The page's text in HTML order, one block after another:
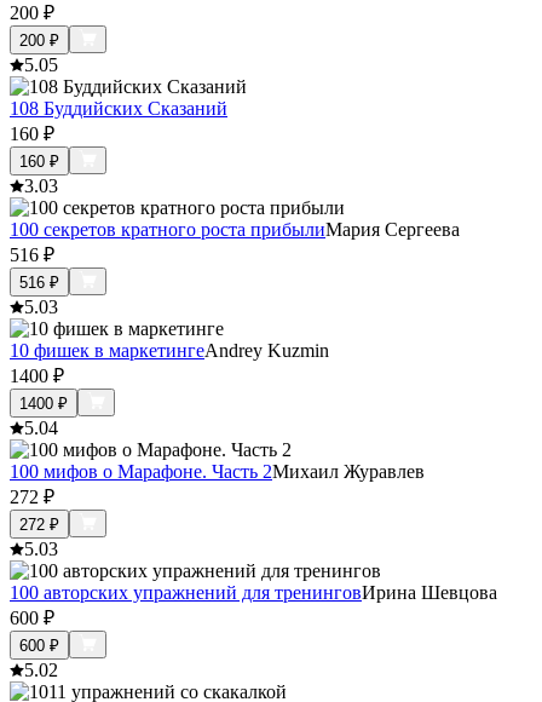
200 ₽
200 ₽
5.05
108 Буддийских Сказаний
160 ₽
160 ₽
3.03
100 секретов кратного роста прибылиМария Сергеева
516 ₽
516 ₽
5.03
10 фишек в маркетингеAndrey Kuzmin
1400 ₽
1400 ₽
5.04
100 мифов о Марафоне. Часть 2Михаил Журавлев
272 ₽
272 ₽
5.03
100 авторских упражнений для тренинговИрина Шевцова
600 ₽
600 ₽
5.02